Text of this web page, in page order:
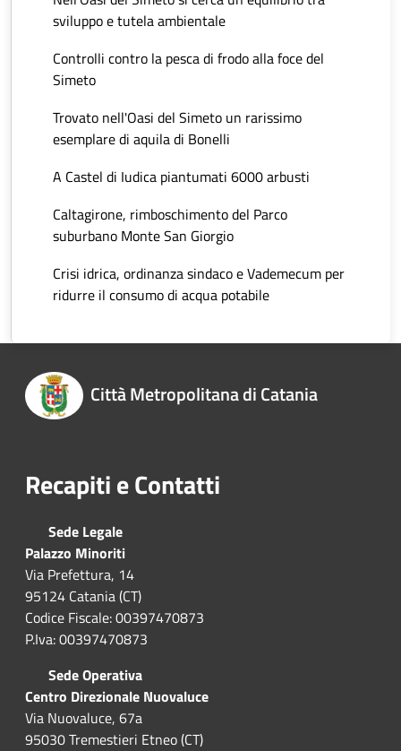
sviluppo e tutela ambientale
Controlli contro la pesca di frodo alla foce del
Simeto
Trovato nell'Oasi del Simeto un rarissimo
esemplare di aquila di Bonelli
A Castel di Iudica piantumati 6000 arbusti
Caltagirone, rimboschimento del Parco
suburbano Monte San Giorgio
Crisi idrica, ordinanza sindaco e Vademecum per
ridurre il consumo di acqua potabile
Città Metropolitana di Catania
Recapiti e Contatti
Sede Legale
Palazzo Minoriti
Via Prefettura, 14
95124 Catania (CT)
Codice Fiscale: 00397470873
P.Iva: 00397470873
Sede Operativa
Centro Direzionale Nuovaluce
Via Nuovaluce, 67a
95030 Tremestieri Etneo (CT)